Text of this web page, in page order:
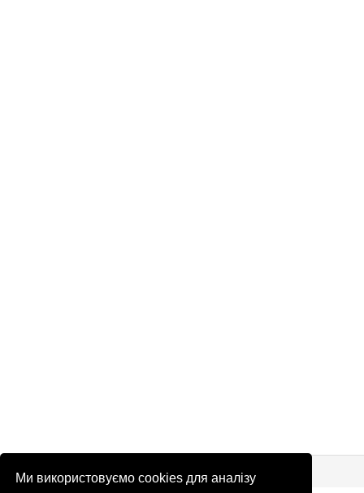
Ми використовуємо cookies для аналізу
© Патріоти України 2026
Правова інформація